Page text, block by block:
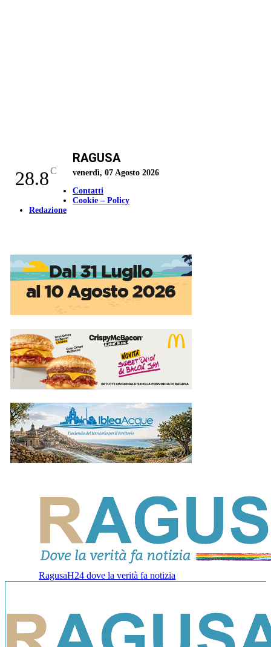
28.8C
RAGUSA
venerdì, 07 Agosto 2026
Contatti
Cookie – Policy
Redazione
RagusaH24 dove la verità fa notizia